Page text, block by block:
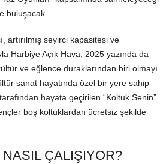
buluşacak.
artırılmış seyirci kapasitesi ve
Harbiye Açık Hava, 2025 yazında da
ve eğlence duraklarından biri olmayı
sanat hayatında özel bir yere sahip
hayata geçirilen “Koltuk Senin”
boş koltuklardan ücretsiz şekilde
ÇALIŞIYOR?